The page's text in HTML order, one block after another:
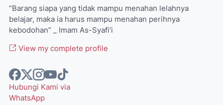
“Barang siapa yang tidak mampu menahan lelahnya
belajar, maka ia harus mampu menahan perihnya
kebodohan” _ Imam As-Syafi’i
View my complete profile
Hubungi Kami via
WhatsApp